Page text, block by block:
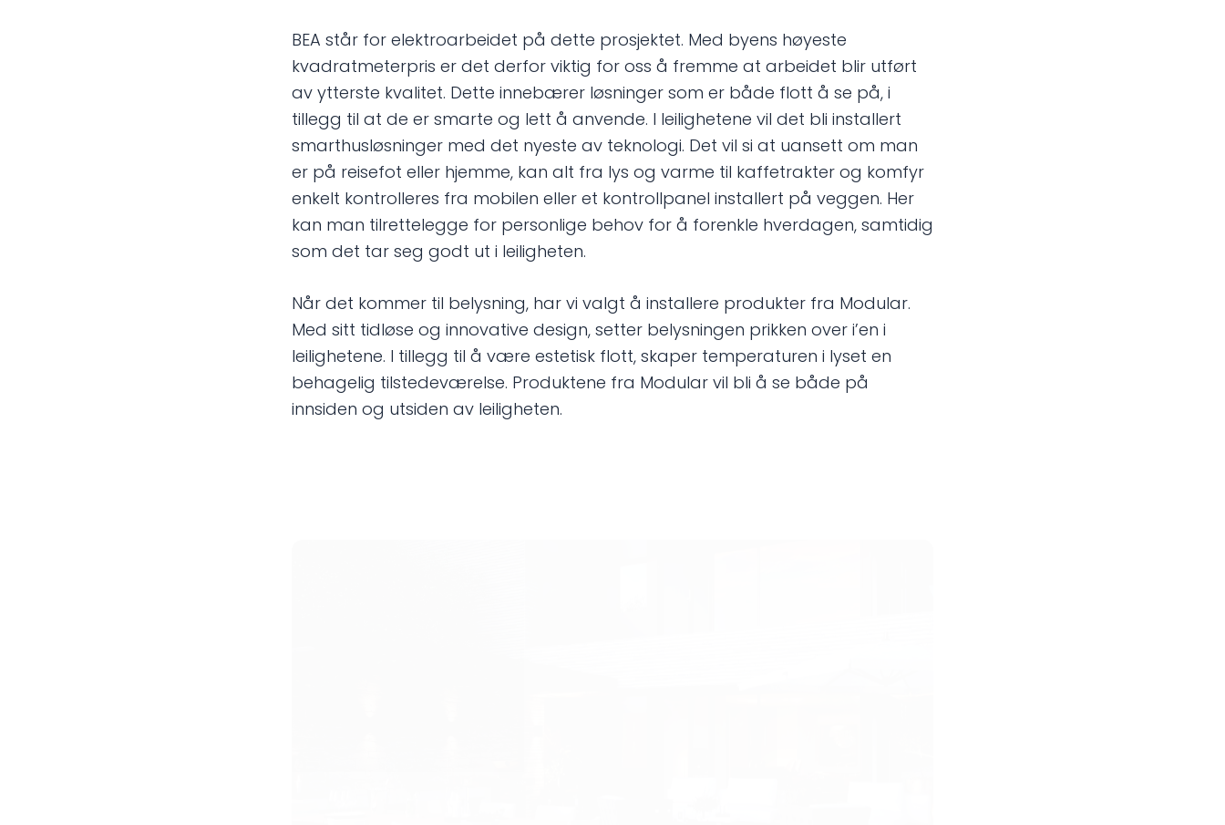
BEA står for elektroarbeidet på dette prosjektet. Med byens høyeste
kvadratmeterpris er det derfor viktig for oss å fremme at arbeidet blir utført
av ytterste kvalitet. Dette innebærer løsninger som er både flott å se på, i
tillegg til at de er smarte og lett å anvende. I leilighetene vil det bli installert
smarthusløsninger med det nyeste av teknologi. Det vil si at uansett om man
er på reisefot eller hjemme, kan alt fra lys og varme til kaffetrakter og komfyr
enkelt kontrolleres fra mobilen eller et kontrollpanel installert på veggen. Her
kan man tilrettelegge for personlige behov for å forenkle hverdagen, samtidig
som det tar seg godt ut i leiligheten.
Når det kommer til belysning, har vi valgt å installere produkter fra Modular.
Med sitt tidløse og innovative design, setter belysningen prikken over i’en i
leilighetene. I tillegg til å være estetisk flott, skaper temperaturen i lyset en
behagelig tilstedeværelse. Produktene fra Modular vil bli å se både på
innsiden og utsiden av leiligheten.